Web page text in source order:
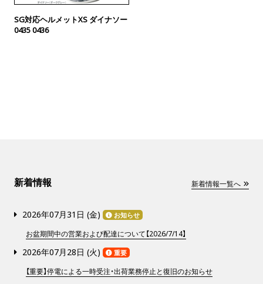
SG対応ヘルメットXS ダイナソー
0435 0436
新着情報 新着情報一覧へ
2026年07月31日 (金) お知らせ
お盆期間中の営業および配達について【2026/7/14】
2026年07月28日 (火) 重要
【重要】停電による一時受注・出荷業務停止と復旧のお知らせ